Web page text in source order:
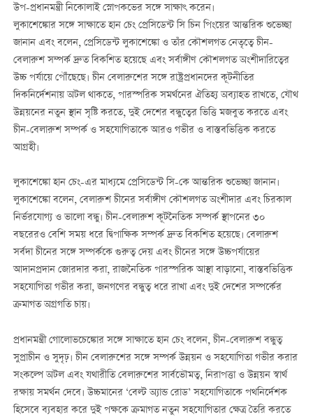
উপ-প্রধানমন্ত্রী নিকোলাই স্নোপকভের সঙ্গে সাক্ষাৎ করেন।
লুকাশেঙ্কোর সঙ্গে সাক্ষাতে হান চেং প্রেসিডেন্ট সি চিন পিংয়ের আন্তরিক শুভেচ্ছা
জানান এবং বলেন, প্রেসিডেন্ট লুকাশেঙ্কো ও তাঁর কৌশলগত নেতৃত্বে চীন-
বেলারুশ সম্পর্ক দ্রুত বিকশিত হয়েছে এবং সর্বাঙ্গীণ কৌশলগত অংশীদারিত্বের
উচ্চ পর্যায়ে পৌঁছেছে। চীন বেলারুশের সঙ্গে রাষ্ট্রপ্রধানদের কূটনীতির
দিকনির্দেশনায় অটল থাকতে, পারস্পরিক সমর্থনের ঐতিহ্য অব্যাহত রাখতে, যৌথ
উন্নয়নের নতুন স্থান সৃষ্টি করতে, দুই দেশের বন্ধুত্বের ভিত্তি মজবুত করতে এবং
চীন-বেলারুশ সম্পর্ক ও সহযোগিতাকে আরও গভীর ও বাস্তবভিত্তিক করতে
আগ্রহী।
লুকাশেঙ্কো হান চেং-এর মাধ্যমে প্রেসিডেন্ট সি-কে আন্তরিক শুভেচ্ছা জানান।
লুকাশেঙ্কো বলেন, বেলারুশ চীনের সর্বাঙ্গীণ কৌশলগত অংশীদার এবং চিরকাল
নির্ভরযোগ্য ও ভালো বন্ধু। চীন-বেলারুশ কূটনৈতিক সম্পর্ক স্থাপনের ৩০
বছরেরও বেশি সময় ধরে দ্বিপাক্ষিক সম্পর্ক দ্রুত বিকশিত হয়েছে। বেলারুশ
সর্বদা চীনের সঙ্গে সম্পর্ককে গুরুত্ব দেয় এবং চীনের সঙ্গে উচ্চপর্যায়ের
আদানপ্রদান জোরদার করা, রাজনৈতিক পারস্পরিক আস্থা বাড়ানো, বাস্তবভিত্তিক
সহযোগিতা গভীর করা, জনগণের বন্ধুত্ব ধরে রাখা এবং দুই দেশের সম্পর্কের
ক্রমাগত অগ্রগতি চায়।
প্রধানমন্ত্রী গোলোভচেঙ্কোর সঙ্গে সাক্ষাতে হান চেং বলেন, চীন-বেলারুশ বন্ধুত্ব
সুপ্রাচীন ও সুদৃঢ়। চীন বেলারুশের সঙ্গে সম্পর্ক উন্নয়ন ও সহযোগিতা গভীর করার
সংকল্পে অটল এবং যথারীতি বেলারুশের সার্বভৌমত্ব, নিরাপত্তা ও উন্নয়ন স্বার্থ
রক্ষায় সমর্থন দেবে। উচ্চমানের ‘বেল্ট অ্যান্ড রোড’ সহযোগিতাকে পথনির্দেশক
হিসেবে ব্যবহার করে দুই পক্ষকে ক্রমাগত নতুন সহযোগিতার ক্ষেত্র তৈরি করতে